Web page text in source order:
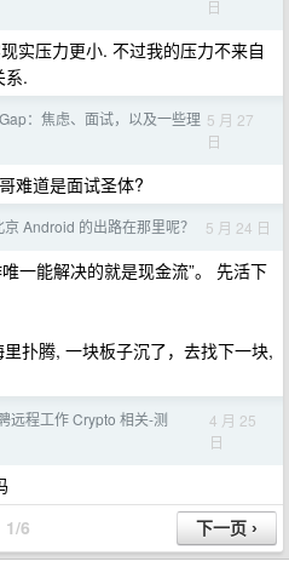
日
实压力更小. 不过我的压力不来自
系.
：焦虑、面试，以及一些理 5 月 27
日
难道是面试圣体?
京 Android 的出路在那里呢？ 5 月 24 日
一能解决的就是现金流”。 先活下
扑腾, 一块板子沉了，去找下一块,
远程工作 Crypto 相关-测
4 月 25
日
1/6